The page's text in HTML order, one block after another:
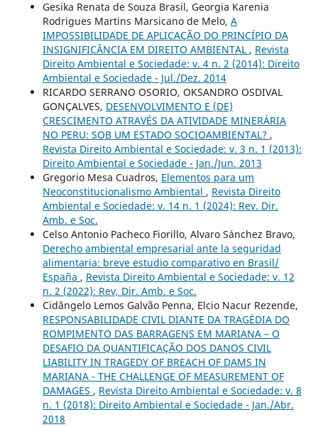
Gesika Renata de Souza Brasil, Georgia Karenia
Rodrigues Martins Marsicano de Melo, A
IMPOSSIBILIDADE DE APLICAÇÃO DO PRINCÍPIO DA
INSIGNIFICÂNCIA EM DIREITO AMBIENTAL , Revista
Direito Ambiental e Sociedade: v. 4 n. 2 (2014): Direito
Ambiental e Sociedade - Jul./Dez. 2014
RICARDO SERRANO OSORIO, OKSANDRO OSDIVAL
GONÇALVES, DESENVOLVIMENTO E (DE)
CRESCIMENTO ATRAVÉS DA ATIVIDADE MINERÁRIA
NO PERU: SOB UM ESTADO SOCIOAMBIENTAL? ,
Revista Direito Ambiental e Sociedade: v. 3 n. 1 (2013):
Direito Ambiental e Sociedade - Jan./Jun. 2013
Gregorio Mesa Cuadros, Elementos para um
Neoconstitucionalismo Ambiental , Revista Direito
Ambiental e Sociedade: v. 14 n. 1 (2024): Rev. Dir.
Amb. e Soc.
Celso Antonio Pacheco Fiorillo, Alvaro Sánchez Bravo,
Derecho ambiental empresarial ante la seguridad
alimentaria: breve estudio comparativo en Brasil/
España , Revista Direito Ambiental e Sociedade: v. 12
n. 2 (2022): Rev, Dir. Amb. e Soc.
Cidângelo Lemos Galvão Penna, Elcio Nacur Rezende,
RESPONSABILIDADE CIVIL DIANTE DA TRAGÉDIA DO
ROMPIMENTO DAS BARRAGENS EM MARIANA – O
DESAFIO DA QUANTIFICAÇÃO DOS DANOS CIVIL
LIABILITY IN TRAGEDY OF BREACH OF DAMS IN
MARIANA - THE CHALLENGE OF MEASUREMENT OF
DAMAGES , Revista Direito Ambiental e Sociedade: v. 8
n. 1 (2018): Direito Ambiental e Sociedade - Jan./Abr.
2018